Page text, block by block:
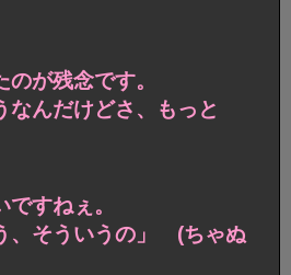
が残念です。
なんだけどさ、もっと
すねぇ。
、そういうの」 (ちゃぬ